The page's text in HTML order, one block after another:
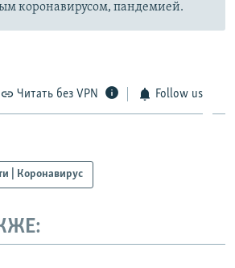
коронавирусом, пандемией.
Читать без VPN Follow us
| Коронавирус